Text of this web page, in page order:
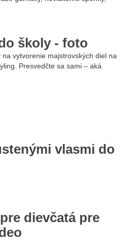
školy - foto
vytvorenie majstrovských diel na
Presvedčte sa sami – aká
vlasmi do
dievčatá pre